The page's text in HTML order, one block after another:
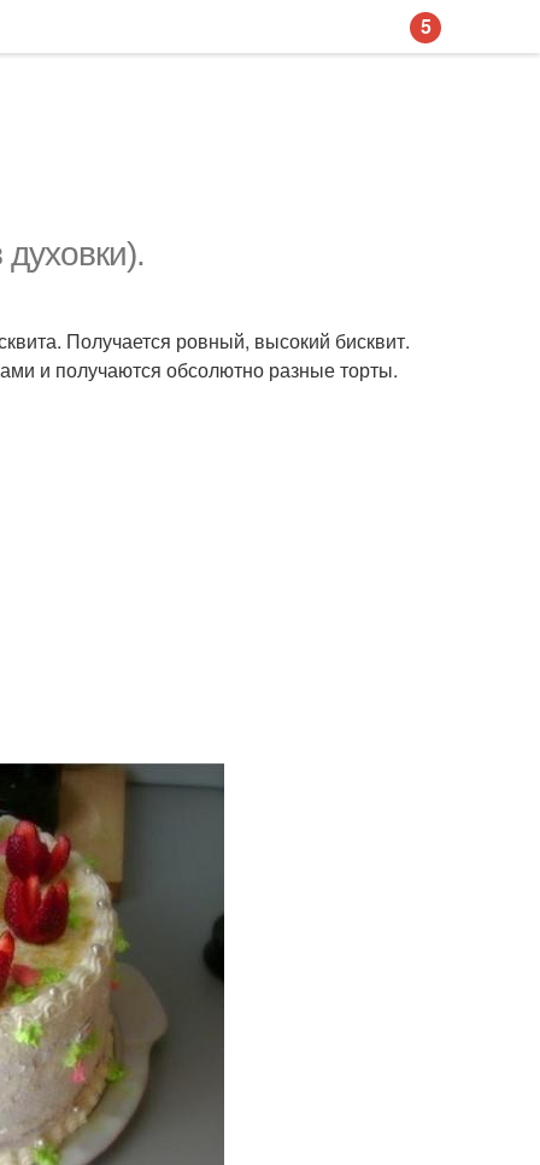
Получается ровный, высокий бисквит.
и получаются обсолютно разные торты.
5